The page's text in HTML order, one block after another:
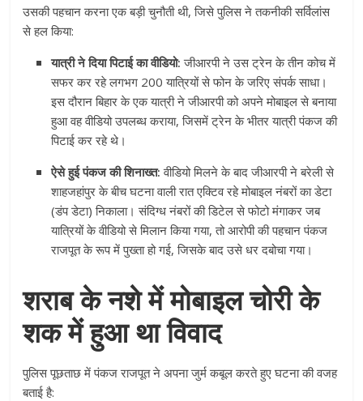
उसकी पहचान करना एक बड़ी चुनौती थी, जिसे पुलिस ने तकनीकी सर्विलांस
से हल किया:
यात्री ने दिया पिटाई का वीडियो: जीआरपी ने उस ट्रेन के तीन कोच में
सफर कर रहे लगभग 200 यात्रियों से फोन के जरिए संपर्क साधा।
इस दौरान बिहार के एक यात्री ने जीआरपी को अपने मोबाइल से बनाया
हुआ वह वीडियो उपलब्ध कराया, जिसमें ट्रेन के भीतर यात्री पंकज की
पिटाई कर रहे थे।
ऐसे हुई पंकज की शिनाख्त: वीडियो मिलने के बाद जीआरपी ने बरेली से
शाहजहांपुर के बीच घटना वाली रात एक्टिव रहे मोबाइल नंबरों का डेटा
(डंप डेटा) निकाला। संदिग्ध नंबरों की डिटेल से फोटो मंगाकर जब
यात्रियों के वीडियो से मिलान किया गया, तो आरोपी की पहचान पंकज
राजपूत के रूप में पुख्ता हो गई, जिसके बाद उसे धर दबोचा गया।
शराब के नशे में मोबाइल चोरी के
शक में हुआ था विवाद
पुलिस पूछताछ में पंकज राजपूत ने अपना जुर्म कबूल करते हुए घटना की वजह
बताई है: